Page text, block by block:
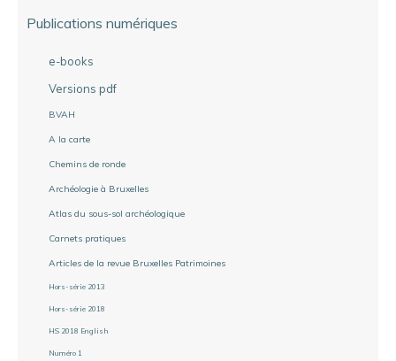
Publications numériques
e-books
Versions pdf
BVAH
A la carte
Chemins de ronde
Archéologie à Bruxelles
Atlas du sous-sol archéologique
Carnets pratiques
Articles de la revue Bruxelles Patrimoines
Hors-série 2013
Hors-série 2018
HS 2018 English
Numéro 1